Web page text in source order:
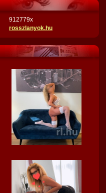
912779x
rosszlanyok.hu